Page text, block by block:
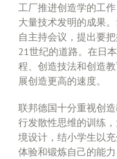
工厂推进创造学的工
大量技术发明的成果
自主持会议，提出要
21世纪的道路。在日
程、创造技法和创造
展创造更高的速度。
联邦德国十分重视创
行发散性思维的训练
境设计，结小学生以
体验和锻炼自己的能